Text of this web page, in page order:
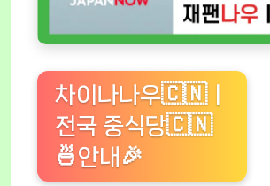
차이나나우🇨🇳ㅣ
전국 중식당🇨🇳
🍜안내🎉